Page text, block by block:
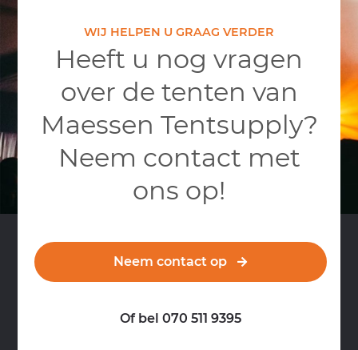
WIJ HELPEN U GRAAG VERDER
Heeft u nog vragen
over de tenten van
Maessen Tentsupply?
Neem contact met
ons op!
Neem contact op
Of bel 070 511 9395